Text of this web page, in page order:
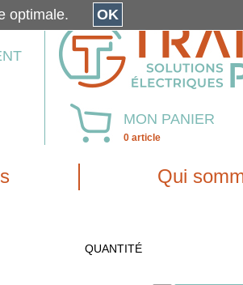
MON PANIER
0 article
Qui
QUANTITÉ
optimale. OK